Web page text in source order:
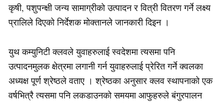
कृषी, पशुपन्क्षी जन्य सामाग्रीको उत्पादन र वित्री वितरण गर्ने लक्ष्य
प्रालिले दिएको निर्देशक मोक्तानले जानकारी दिइन ।
युथ कम्युनिटी क्लवले युवाहरुलाई स्वदेशमा त्यसमा पनि
उत्पादनमुलक क्षेत्रमा लगानी गर्न युवाहरुलाई प्रेरित गर्ने क्वलका
अध्यक्ष पूर्ण श्रेष्ठले वताए । श्रेष्ठका अनुसार क्लव स्थापनाको एक
वर्षभित्रै त्यसमा पनि लकडाउनको समयमा आफुहरुले बंगुरपालन